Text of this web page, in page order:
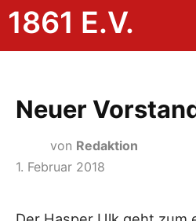
1861 E.V.
Neuer
von Redaktion
1. Februar 2018